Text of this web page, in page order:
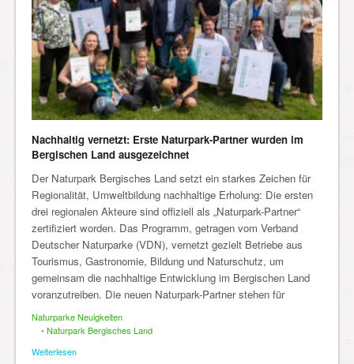
Nachhaltig vernetzt: Erste Naturpark-Partner wurden im
Bergischen Land ausgezeichnet
Der Naturpark Bergisches Land setzt ein starkes Zeichen für
Regionalität, Umweltbildung nachhaltige Erholung: Die ersten
drei regionalen Akteure sind offiziell als „Naturpark-Partner“
zertifiziert worden. Das Programm, getragen vom Verband
Deutscher Naturparke (VDN), vernetzt gezielt Betriebe aus
Tourismus, Gastronomie, Bildung und Naturschutz, um
gemeinsam die nachhaltige Entwicklung im Bergischen Land
voranzutreiben. Die neuen Naturpark-Partner stehen für
Naturparke Neuigkeiten
• Naturpark Bergisches Land
Weiterlesen